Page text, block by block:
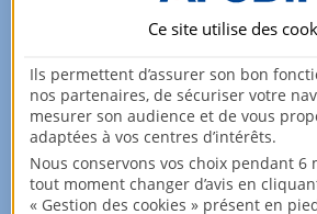
Vous souhaitez vendre
immobilier ?
Nous vous accompagnons dans ce
Ce site utilise des
Ils permettent d’assurer son bon
nos partenaires, de sécuriser votre
mesurer son audience et de vous
adaptées à vos centres d’intérêts.
Nous conservons vos choix pendant 6
tout moment changer d’avis en
« Gestion des cookies » présent en